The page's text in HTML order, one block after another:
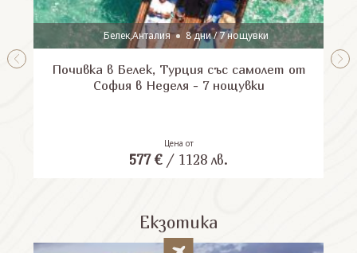
Белек,Анталия 8 дни / 7 нощувки
Почивка в Белек, Турция със самолет от
София в Неделя - 7 нощувки
Цена от
577 €/ 1128 лв.
Екзотика